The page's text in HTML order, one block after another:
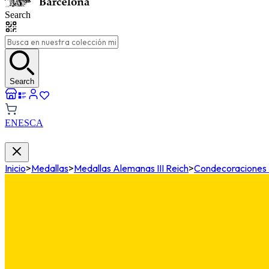
Search
Search
ENESCA
Inicio>Medallas>Medallas Alemanas III Reich>Condecoraciones